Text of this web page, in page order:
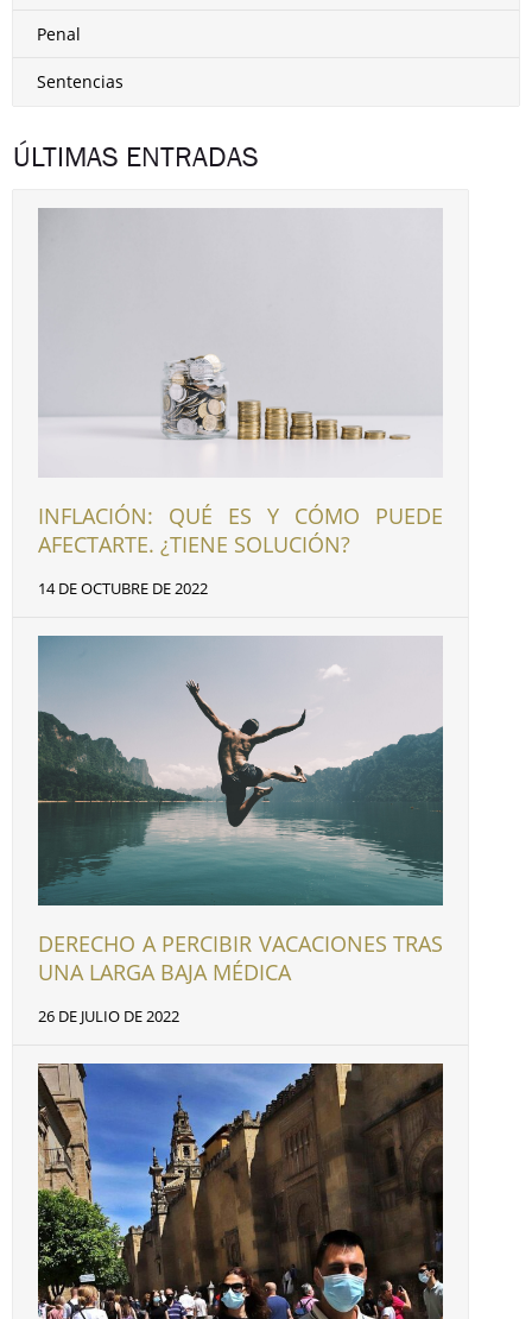
Penal
Sentencias
ÚLTIMAS ENTRADAS
INFLACIÓN: QUÉ ES Y CÓMO PUEDE
AFECTARTE. ¿TIENE SOLUCIÓN?
14 DE OCTUBRE DE 2022
DERECHO A PERCIBIR VACACIONES TRAS
UNA LARGA BAJA MÉDICA
26 DE JULIO DE 2022